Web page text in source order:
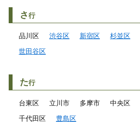
さ行
品川区 渋谷区 新宿区 杉並区
世田谷区
た行
台東区 立川市 多摩市 中央区
千代田区
豊島区